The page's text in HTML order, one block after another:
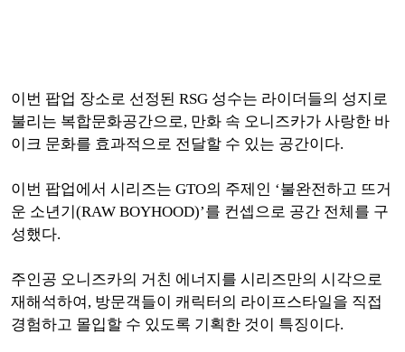
이번 팝업 장소로 선정된 RSG 성수는 라이더들의 성지로
불리는 복합문화공간으로, 만화 속 오니즈카가 사랑한 바
이크 문화를 효과적으로 전달할 수 있는 공간이다.
이번 팝업에서 시리즈는 GTO의 주제인 ‘불완전하고 뜨거
운 소년기(RAW BOYHOOD)’를 컨셉으로 공간 전체를 구
성했다.
주인공 오니즈카의 거친 에너지를 시리즈만의 시각으로
재해석하여, 방문객들이 캐릭터의 라이프스타일을 직접
경험하고 몰입할 수 있도록 기획한 것이 특징이다.